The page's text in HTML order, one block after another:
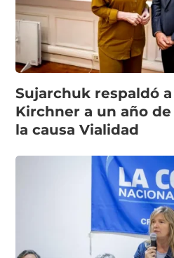
Sujarchuk respaldó
Kirchner a un año
la causa Vialidad